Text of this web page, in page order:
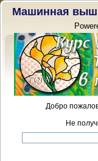
Машинная
Добро
Не